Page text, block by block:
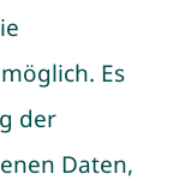
Es
der
Daten,